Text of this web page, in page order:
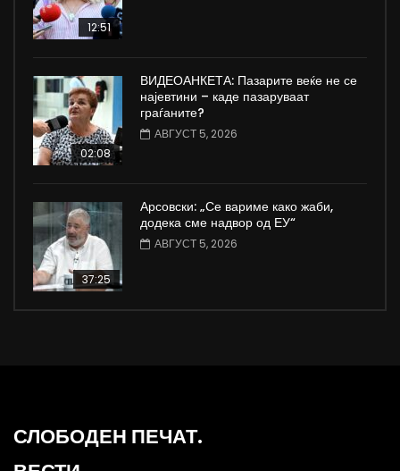
12:51
02:08
ВИДЕОАНКЕТА: Пазарите веќе не се
најевтини – каде пазаруваат
граѓаните?
АВГУСТ 5, 2026
37:25
Арсовски: „Се вариме како жаби,
додека сме надвор од ЕУ“
АВГУСТ 5, 2026
СЛОБОДЕН ПЕЧАТ.